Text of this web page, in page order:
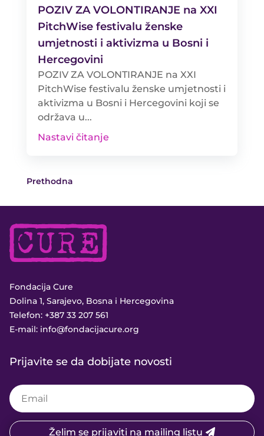
POZIV ZA VOLONTIRANJE na XXI
PitchWise festivalu ženske
umjetnosti i aktivizma u Bosni i
Hercegovini
POZIV ZA VOLONTIRANJE na XXI
PitchWise festivalu ženske umjetnosti i
aktivizma u Bosni i Hercegovini koji se
održava u...
Nastavi čitanje
Prethodna
Fondacija Cure
Dolina 1, Sarajevo, Bosna i Hercegovina
Telefon: +387 33 207 561
E-mail: info@fondacijacure.org
Prijavite se da dobijate novosti
Želim se prijaviti na mailing listu